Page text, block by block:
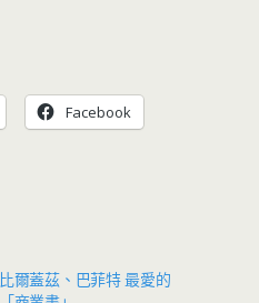
Facebook
比爾蓋茲、巴菲特 最愛的